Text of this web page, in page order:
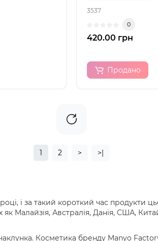
3537
0
420.00 грн
Продано
1 2 > >|
і за такий короткий час продукти
Малайзія, Австралія, Данія, США,
Косметика бренду Manyo